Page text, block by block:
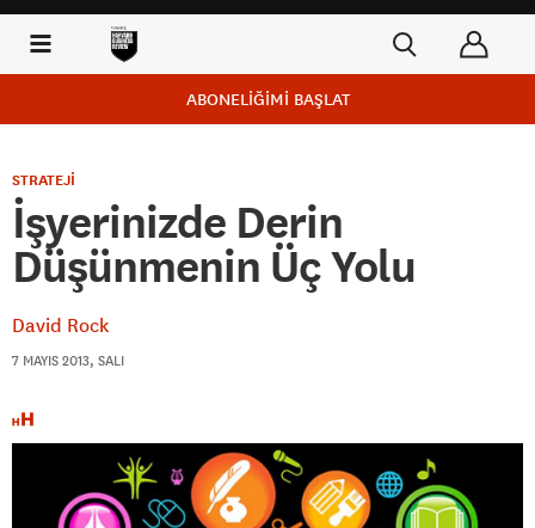
ABONELİĞİMİ BAŞLAT
STRATEJİ
İşyerinizde Derin
Düşünmenin Üç Yolu
David Rock
7 MAYIS 2013, SALI